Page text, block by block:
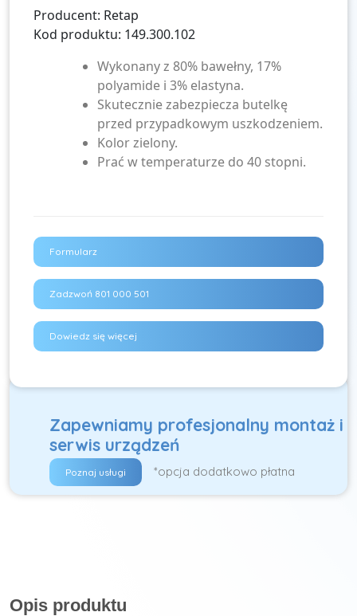
Producent: Retap
Kod produktu: 149.300.102
Wykonany z 80% bawełny, 17%
polyamide i 3% elastyna.
Skutecznie zabezpiecza butelkę
przed przypadkowym uszkodzeniem.
Kolor zielony.
Prać w temperaturze do 40 stopni.
Formularz
Zadzwoń 801 000 501
Dowiedz się więcej
Zapewniamy profesjonalny montaż i
serwis urządzeń
Poznaj usługi *opcja dodatkowo płatna
Opis produktu